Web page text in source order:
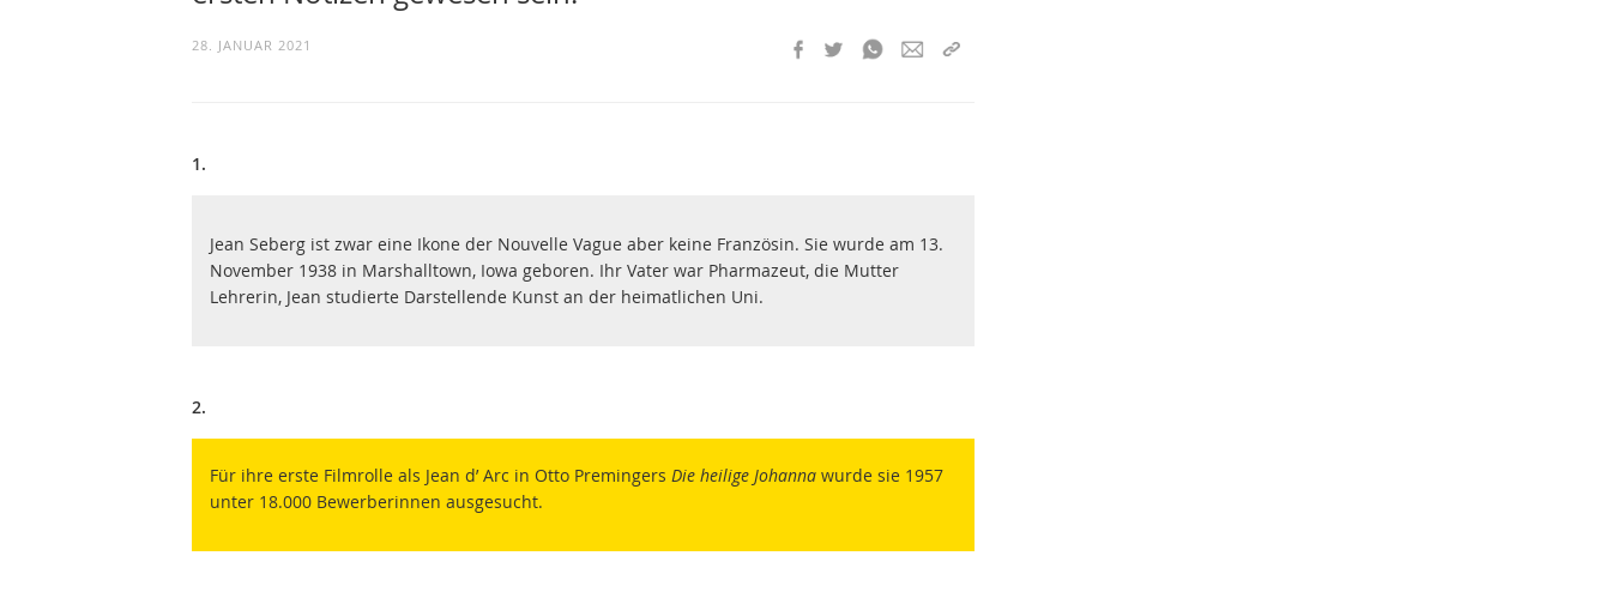
28. JANUAR 2021
1.
Jean Seberg ist zwar eine Ikone der Nouvelle Vague aber keine Französin. Sie wurde am 13.
November 1938 in Marshalltown, Iowa geboren. Ihr Vater war Pharmazeut, die Mutter
Lehrerin, Jean studierte Darstellende Kunst an der heimatlichen Uni.
2.
Für ihre erste Filmrolle als Jean d’ Arc in Otto Premingers Die heilige Johanna wurde sie 1957
unter 18.000 Bewerberinnen ausgesucht.